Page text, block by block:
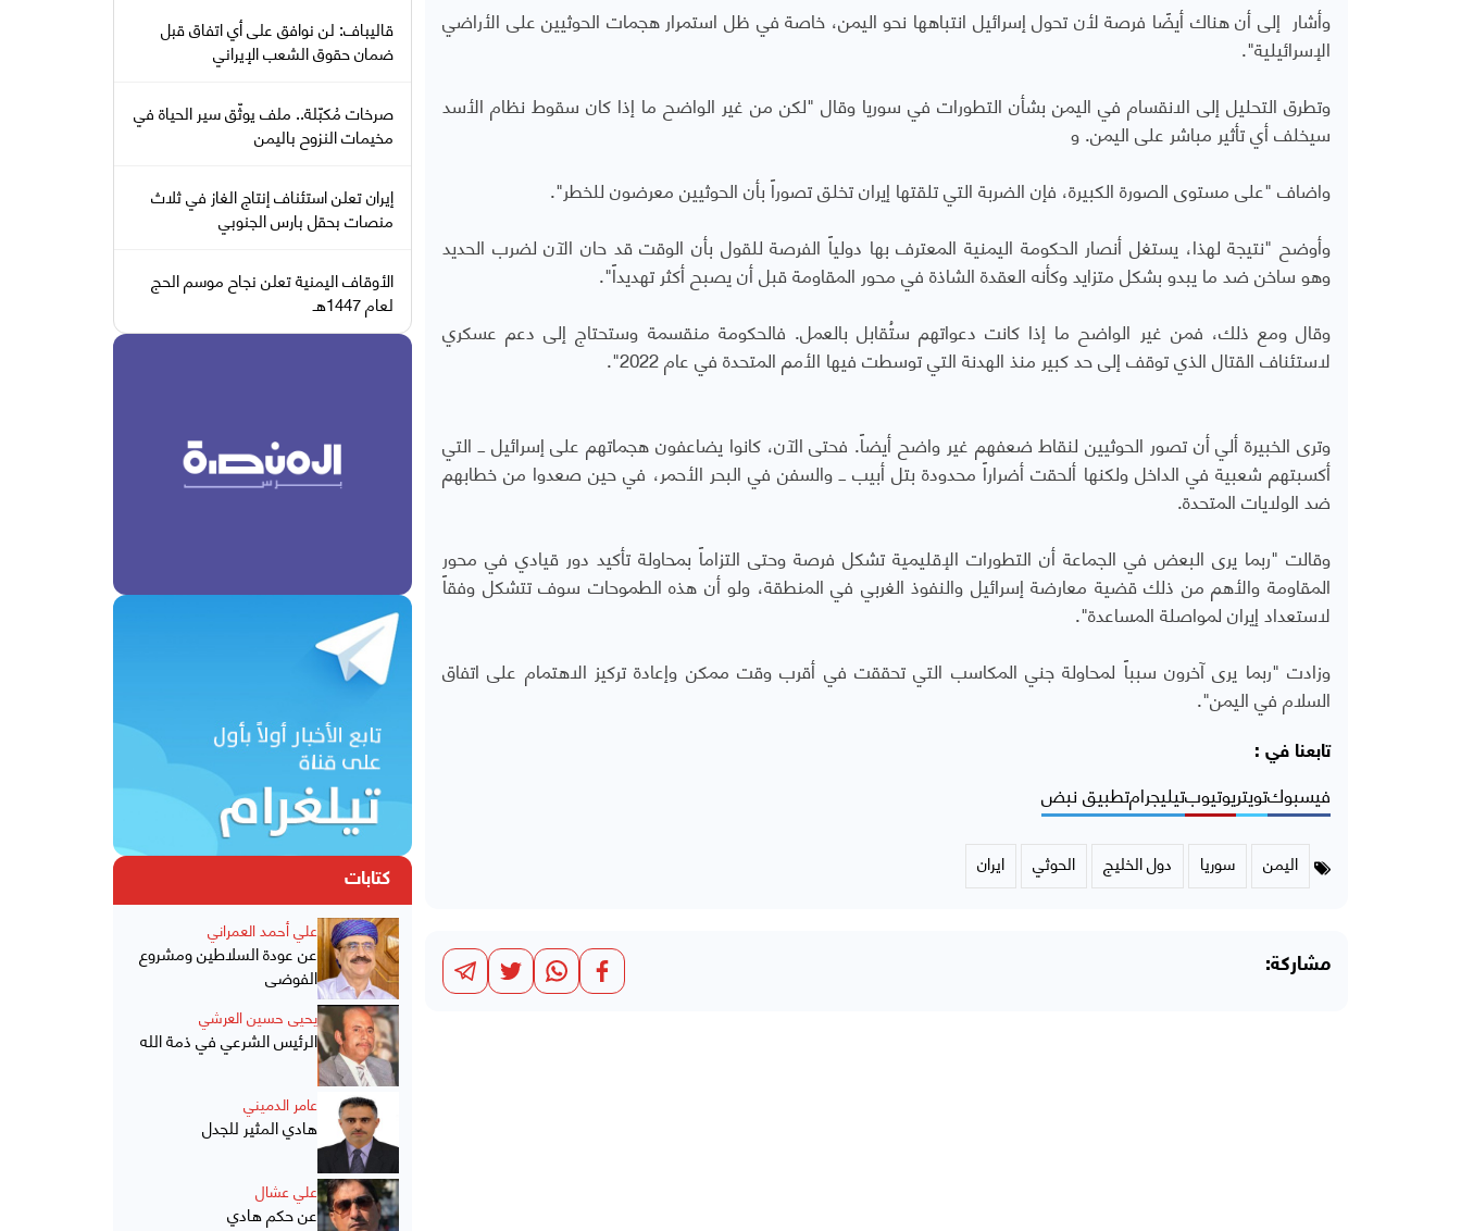
وأشار إلى أن هناك أيضًا فرصة لأن تحول إسرائيل انتباهها نحو اليمن، خاصة في ظل استمرار هجمات الحوثيين على الأراضي
الإسرائيلية".
وتطرق التحليل إلى الانقسام في اليمن بشأن التطورات في سوريا وقال "لكن من غير الواضح ما إذا كان سقوط نظام الأسد
سيخلف أي تأثير مباشر على اليمن. و
واضاف "على مستوى الصورة الكبيرة، فإن الضربة التي تلقتها إيران تخلق تصوراً بأن الحوثيين معرضون للخطر".
وأوضح "نتيجة لهذا، يستغل أنصار الحكومة اليمنية المعترف بها دولياً الفرصة للقول بأن الوقت قد حان الآن لضرب الحديد
وهو ساخن ضد ما يبدو بشكل متزايد وكأنه العقدة الشاذة في محور المقاومة قبل أن يصبح أكثر تهديداً".
وقال ومع ذلك، فمن غير الواضح ما إذا كانت دعواتهم ستُقابل بالعمل. فالحكومة منقسمة وستحتاج إلى دعم عسكري
لاستئناف القتال الذي توقف إلى حد كبير منذ الهدنة التي توسطت فيها الأمم المتحدة في عام 2022".
وترى الخبيرة ألي أن تصور الحوثيين لنقاط ضعفهم غير واضح أيضاً. فحتى الآن، كانوا يضاعفون هجماتهم على إسرائيل ــ التي
أكسبتهم شعبية في الداخل ولكنها ألحقت أضراراً محدودة بتل أبيب ــ والسفن في البحر الأحمر، في حين صعدوا من خطابهم
ضد الولايات المتحدة.
وقالت "ربما يرى البعض في الجماعة أن التطورات الإقليمية تشكل فرصة وحتى التزاماً بمحاولة تأكيد دور قيادي في محور
المقاومة والأهم من ذلك قضية معارضة إسرائيل والنفوذ الغربي في المنطقة، ولو أن هذه الطموحات سوف تتشكل وفقاً
لاستعداد إيران لمواصلة المساعدة".
وزادت "ربما يرى آخرون سبباً لمحاولة جني المكاسب التي تحققت في أقرب وقت ممكن وإعادة تركيز الاهتمام على اتفاق
السلام في اليمن".
تابعنا في :
فيسبوكتويتريوتيوبتيليجرامتطبيق نبض
اليمن سوريا دول الخليج الحوثي ايران
مشاركة:
قاليباف: لن نوافق على أي اتفاق قبل
ضمان حقوق الشعب الإيراني
صرخات مُكبّلة.. ملف يوثّق سير الحياة في
مخيمات النزوح باليمن
إيران تعلن استئناف إنتاج الغاز في ثلاث
منصات بحقل بارس الجنوبي
الأوقاف اليمنية تعلن نجاح موسم الحج
لعام 1447هـ
كتابات
علي أحمد العمراني
عن عودة السلاطين ومشروع
الفوضى
يحيى حسين العرشي
الرئيس الشرعي في ذمة الله
عامر الدميني
هادي المثير للجدل
علي عشال
عن حكم هادي